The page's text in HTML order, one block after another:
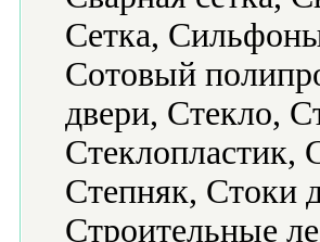
Сетка,
Сотовый
двери, Стекло,
Стеклопластик,
Степняк, Стоки
Строительные